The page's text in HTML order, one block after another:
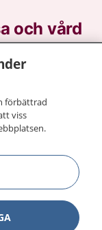
och vård
om
kontakta.
för
förbättrad
viss